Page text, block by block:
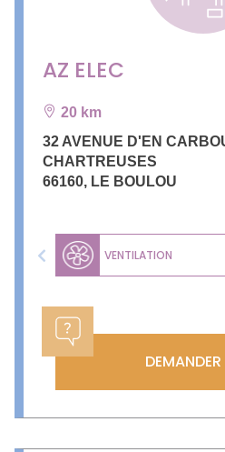
AZ ELEC
20 km
32 AVENUE D'EN
CHARTREUSES
66160, LE BOULOU
VENTILATION
Previous